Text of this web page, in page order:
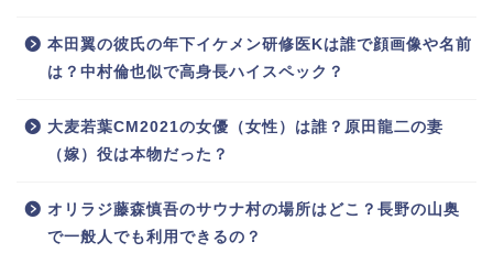
本田翼の彼氏の年下イケメン研修医Kは誰で顔画像や名前
は？中村倫也似で高身長ハイスペック？
大麦若葉CM2021の女優（女性）は誰？原田龍二の妻
（嫁）役は本物だった？
オリラジ藤森慎吾のサウナ村の場所はどこ？長野の山奥
で一般人でも利用できるの？